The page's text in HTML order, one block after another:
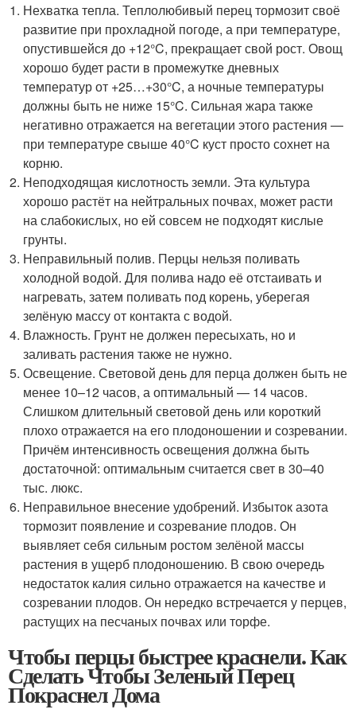
Нехватка тепла. Теплолюбивый перец тормозит своё
развитие при прохладной погоде, а при температуре,
опустившейся до +12°C, прекращает свой рост. Овощ
хорошо будет расти в промежутке дневных
температур от +25…+30°C, а ночные температуры
должны быть не ниже 15°C. Сильная жара также
негативно отражается на вегетации этого растения —
при температуре свыше 40°C куст просто сохнет на
корню.
Неподходящая кислотность земли. Эта культура
хорошо растёт на нейтральных почвах, может расти
на слабокислых, но ей совсем не подходят кислые
грунты.
Неправильный полив. Перцы нельзя поливать
холодной водой. Для полива надо её отстаивать и
нагревать, затем поливать под корень, уберегая
зелёную массу от контакта с водой.
Влажность. Грунт не должен пересыхать, но и
заливать растения также не нужно.
Освещение. Световой день для перца должен быть не
менее 10–12 часов, а оптимальный — 14 часов.
Слишком длительный световой день или короткий
плохо отражается на его плодоношении и созревании.
Причём интенсивность освещения должна быть
достаточной: оптимальным считается свет в 30–40
тыс. люкс.
Неправильное внесение удобрений. Избыток азота
тормозит появление и созревание плодов. Он
выявляет себя сильным ростом зелёной массы
растения в ущерб плодоношению. В свою очередь
недостаток калия сильно отражается на качестве и
созревании плодов. Он нередко встречается у перцев,
растущих на песчаных почвах или торфе.
Чтобы перцы быстрее краснели. Как
Сделать Чтобы Зеленый Перец
Покраснел Дома